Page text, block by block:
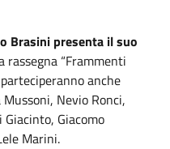
Brasini presenta il suo
rassegna “Frammenti
anche
Nevio Ronci,
Giacomo
Marini.